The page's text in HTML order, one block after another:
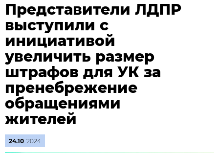
Представители ЛДПР
выступили с
инициативой
увеличить размер
штрафов для УК за
пренебрежение
обращениями
жителей
24.10 2024